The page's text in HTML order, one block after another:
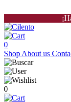
0
Shop About us
0